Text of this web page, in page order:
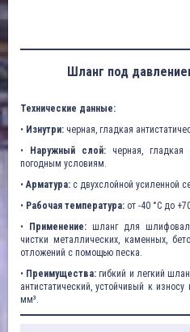
Шланг под
Технические данные:
• Изнутри: черная, гладкая
•
Наружный слой:черная, гладкая
погодным условиям.
•Арматура: с двухслойной усиленной
• Рабочая температура: от -40 °C до
•
Применение: шланг для
чистки металлических, каменных,
отложений с помощью песка.
• Преимущества: гибкий и легкий
антистатический, устойчивый к
мм³.